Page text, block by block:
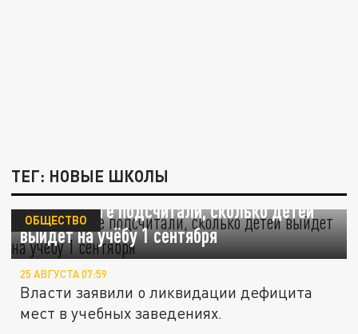
ТЕГ: НОВЫЕ ШКОЛЫ
В Петербурге подсчитали, сколько детей
выйдет на учёбу 1 сентября
ОБЩЕСТВО
25 АВГУСТА 07:59
Власти заявили о ликвидации дефицита
мест в учебных заведениях.